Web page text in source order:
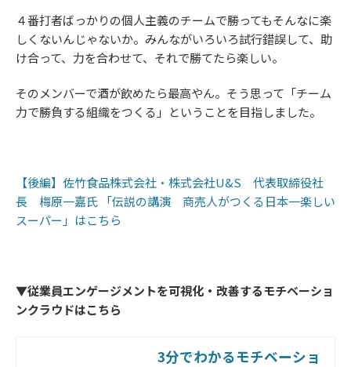
４番打者ばっかりの個人主義のチームで勝ってもそんなに楽
しくないんじゃないか。みんながいろいろ試行錯誤して、助
け合って、力を合わせて、それで勝てたら楽しい。
そのメンバーで酒が飲めたら最高やん。そう思って「チーム
力で勝負する組織をつくる」ということを目指しました。
【後編】佐竹食品株式会社・株式会社U&S 代表取締役社
長 梅原一嘉氏 「伝説の講演 商売人がつくる日本一楽しい
スーパー」はこちら
▼従業員エンゲージメントを可視化・改善するモチベーショ
ンクラウドはこちら
3分でわかるモチベーショ